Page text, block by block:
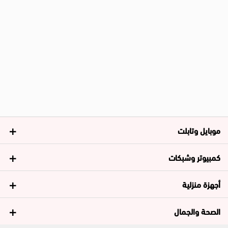
موبايل وتابلت
كمبيوتر وشبكات
أجهزة منزلية
الصحة والجمال